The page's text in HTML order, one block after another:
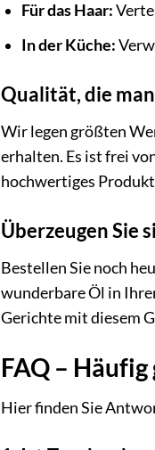
Für das Haar:
In der Küche:
Qualität, die
Wir legen größten
erhalten. Es ist frei
hochwertiges
Überzeugen Sie
Bestellen Sie noch
wunderbare Öl in
Gerichte mit diesem
FAQ –
Hier finden Sie